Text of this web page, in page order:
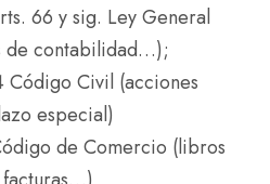
66 y sig. Ley General
de contabilidad…);
Código Civil (acciones
especial)
de Comercio (libros